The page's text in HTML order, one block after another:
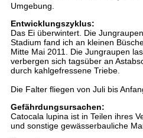
Umgebung.
Entwicklungszyklus:
Das Ei überwintert. Die
Stadium fand ich an kleinen
Mitte Mai 2011. Die Jungraupen
verbergen sich tagsüber an
durch kahlgefressene Triebe.
Die Falter fliegen von Juli bis
Gefährdungsursachen:
Catocala lupina ist in Teilen ihres
und sonstige gewässerbauliche